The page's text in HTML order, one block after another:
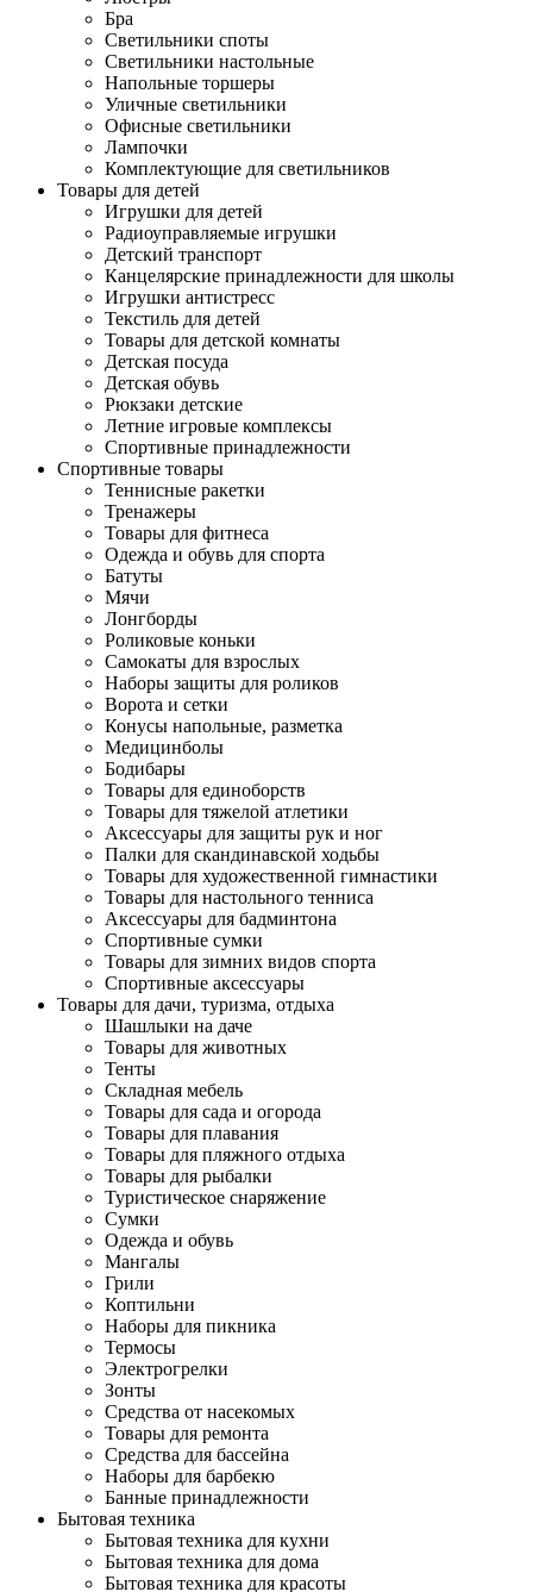
Бра
Светильники споты
Светильники настольные
Напольные торшеры
Уличные светильники
Офисные светильники
Лампочки
Комплектующие для светильников
Товары для детей
Игрушки для детей
Радиоуправляемые игрушки
Детский транспорт
Канцелярские принадлежности для школы
Игрушки антистресс
Текстиль для детей
Товары для детской комнаты
Детская посуда
Детская обувь
Рюкзаки детские
Летние игровые комплексы
Спортивные принадлежности
Спортивные товары
Теннисные ракетки
Тренажеры
Товары для фитнеса
Одежда и обувь для спорта
Батуты
Мячи
Лонгборды
Роликовые коньки
Самокаты для взрослых
Наборы защиты для роликов
Ворота и сетки
Конусы напольные, разметка
Медицинболы
Бодибары
Товары для единоборств
Товары для тяжелой атлетики
Аксессуары для защиты рук и ног
Палки для скандинавской ходьбы
Товары для художественной гимнастики
Товары для настольного тенниса
Аксессуары для бадминтона
Спортивные сумки
Товары для зимних видов спорта
Спортивные аксессуары
Товары для дачи, туризма, отдыха
Шашлыки на даче
Товары для животных
Тенты
Складная мебель
Товары для сада и огорода
Товары для плавания
Товары для пляжного отдыха
Товары для рыбалки
Туристическое снаряжение
Сумки
Одежда и обувь
Мангалы
Грили
Коптильни
Наборы для пикника
Термосы
Электрогрелки
Зонты
Средства от насекомых
Товары для ремонта
Средства для бассейна
Наборы для барбекю
Банные принадлежности
Бытовая техника
Бытовая техника для кухни
Бытовая техника для дома
Бытовая техника для красоты